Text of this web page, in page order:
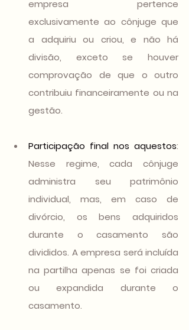
empresa pertence
exclusivamente ao cônjuge que
a adquiriu ou criou, e não há
divisão, exceto se houver
comprovação de que o outro
contribuiu financeiramente ou na
gestão.
Participação final nos aquestos:
Nesse regime, cada cônjuge
administra seu patrimônio
individual, mas, em caso de
divórcio, os bens adquiridos
durante o casamento são
divididos. A empresa será incluída
na partilha apenas se foi criada
ou expandida durante o
casamento.